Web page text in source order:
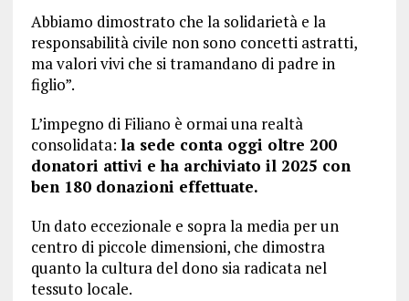
Abbiamo dimostrato che la solidarietà e la
responsabilità civile non sono concetti astratti,
ma valori vivi che si tramandano di padre in
figlio”.
L’impegno di Filiano è ormai una realtà
consolidata: la sede conta oggi oltre 200
donatori attivi e ha archiviato il 2025 con
ben 180 donazioni effettuate.
Un dato eccezionale e sopra la media per un
centro di piccole dimensioni, che dimostra
quanto la cultura del dono sia radicata nel
tessuto locale.